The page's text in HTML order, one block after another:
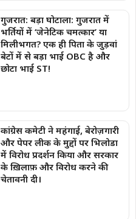
गुजरात: बड़ा घोटाला: गुजरात में
भर्तियों में ‘जेनेटिक चमत्कार’ या
मिलीभगत? एक ही पिता के जुड़वां
बेटों में से बड़ा भाई OBC है और
छोटा भाई ST!
कांग्रेस कमेटी ने महंगाई, बेरोज़गारी
और पेपर लीक के मुद्दों पर भिलोडा
में विरोध प्रदर्शन किया और सरकार
के ख़िलाफ़ और विरोध करने की
चेतावनी दी।